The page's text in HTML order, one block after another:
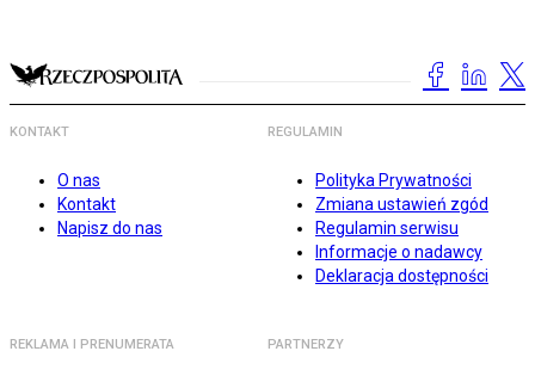
KONTAKT
O nas
Kontakt
Napisz do nas
REGULAMIN
Polityka Prywatności
Zmiana ustawień zgód
Regulamin serwisu
Informacje o nadawcy
Deklaracja dostępności
REKLAMA I PRENUMERATA PARTNERZY